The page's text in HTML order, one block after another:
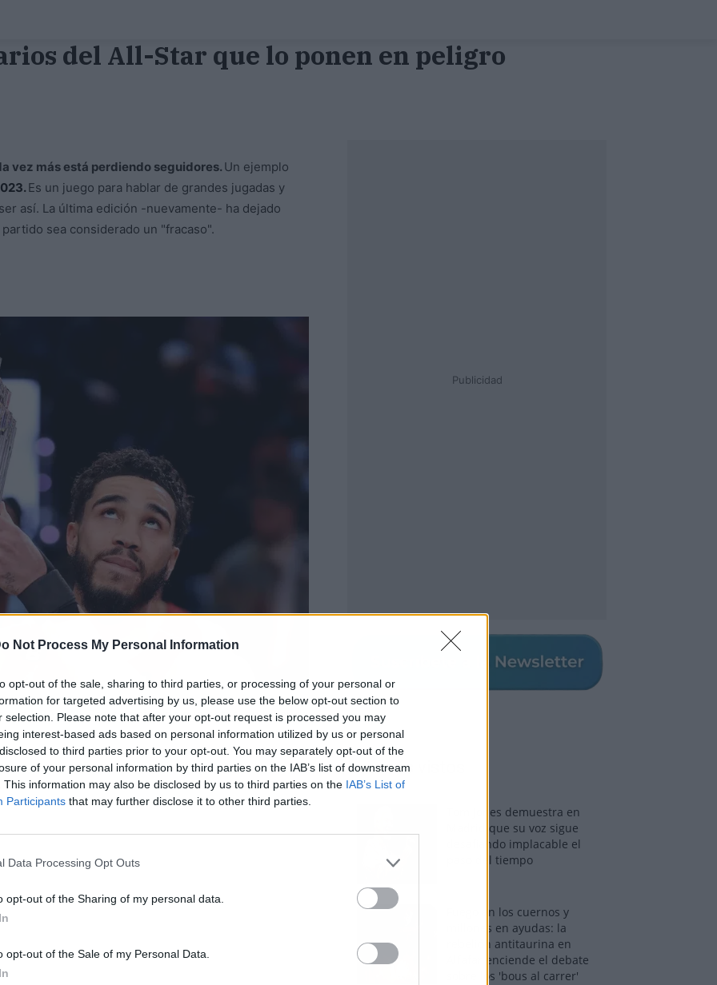
Not Process My Personal Information
opt-out of the sale, sharing to third parties, or processing of your personal or
for targeted advertising by us, please use the below opt-out section to
selection. Please note that after your opt-out request is processed you may
interest-based ads based on personal information utilized by us or personal
to third parties prior to your opt-out. You may separately opt-out of the
of your personal information by third parties on the IAB’s list of downstream
This information may also be disclosed by us to third parties on the IAB’s List of
Participants that may further disclose it to other third parties.
Data Processing Opt Outs
opt-out of the Sharing of my personal data.
opt-out of the Sale of my Personal Data.
del All-Star que lo ponen en peligro
vez más está perdiendo seguidores. Un ejemplo
Es un juego para hablar de grandes jugadas y
así. La última edición -nuevamente- ha dejado
sea considerado un "fracaso".
a la NBA y All-Stars ha sido de que estos, en lugar de
es retroceder una barbaridad.
Publicidad
Los más vistos
Tom Jones demuestra en
Madrid que su voz sigue
desafiando implacable el
paso del tiempo
Fuego en los cuernos y
millones en ayudas: la
rebelión antitaurina en
Alfafar enciende el debate
sobre los 'bous al carrer'